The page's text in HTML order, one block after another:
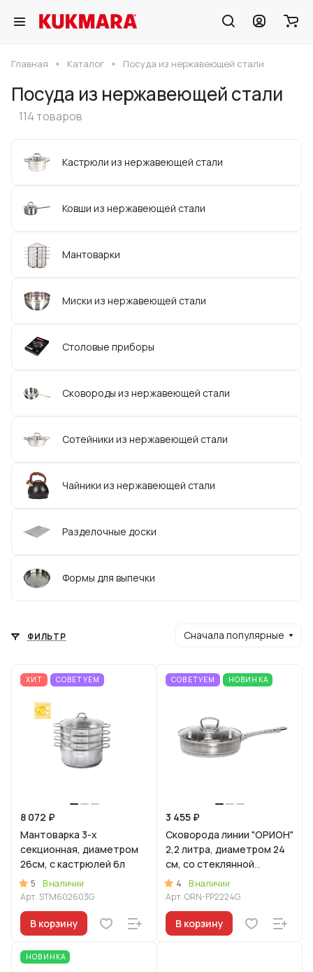
Главная Каталог Посуда из нержавеющей стали
Посуда из нержавеющей стали
114 товаров
Кастрюли из нержавеющей стали
Ковши из нержавеющей стали
Мантоварки
Миски из нержавеющей стали
Cтоловые приборы
Сковороды из нержавеющей стали
Сотейники из нержавеющей стали
Чайники из нержавеющей стали
Разделочные доски
Формы для выпечки
ФИЛЬТР Сначала популярные
ХИТ СОВЕТУЕМ
8 072 ₽
Мантоварка 3-х
секционная, диаметром
26см, с кастрюлей 6л
5
В наличии
Арт. STM602603G
В корзину
СОВЕТУЕМ НОВИНКА
3 455 ₽
Сковорода линии "ОРИОН"
2,2 литра, диаметром 24
см, со стеклянной
крышкой
4
В наличии
Арт.ORN-FP2224G
В корзину
НОВИНКА